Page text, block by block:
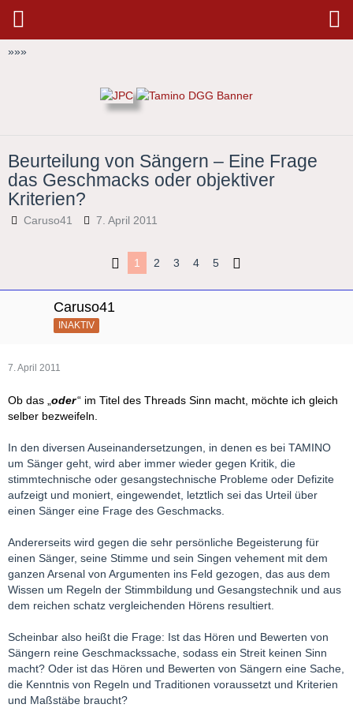
»»»
Beurteilung von Sängern – Eine Frage
das Geschmacks oder objektiver
Kriterien?
Caruso41 7. April 2011
1 2 3 4 5
Caruso41
INAKTIV
7. April 2011
Ob das „oder“ im Titel des Threads Sinn macht, möchte ich gleich
selber bezweifeln.
In den diversen Auseinandersetzungen, in denen es bei TAMINO
um Sänger geht, wird aber immer wieder gegen Kritik, die
stimmtechnische oder gesangstechnische Probleme oder Defizite
aufzeigt und moniert, eingewendet, letztlich sei das Urteil über
einen Sänger eine Frage des Geschmacks.
Andererseits wird gegen die sehr persönliche Begeisterung für
einen Sänger, seine Stimme und sein Singen vehement mit dem
ganzen Arsenal von Argumenten ins Feld gezogen, das aus dem
Wissen um Regeln der Stimmbildung und Gesangstechnik und aus
dem reichen schatz vergleichenden Hörens resultiert.
Scheinbar also heißt die Frage: Ist das Hören und Bewerten von
Sängern reine Geschmackssache, sodass ein Streit keinen Sinn
macht? Oder ist das Hören und Bewerten von Sängern eine Sache,
die Kenntnis von Regeln und Traditionen voraussetzt und Kriterien
und Maßstäbe braucht?